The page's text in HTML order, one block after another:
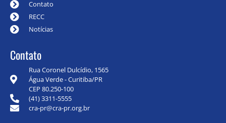
Contato
RECC
Notícias
Contato
Rua Coronel Dulcídio, 1565
Água Verde - Curitiba/PR
CEP 80.250-100
(41) 3311-5555
cra-pr@cra-pr.org.br